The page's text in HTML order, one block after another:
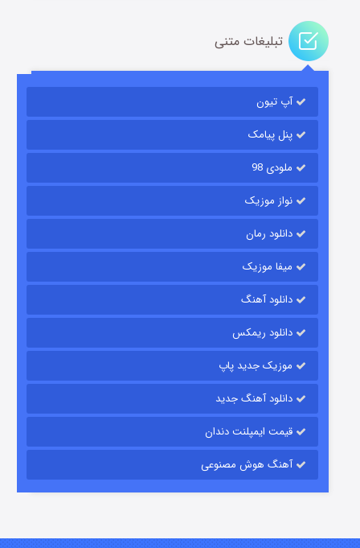
رویایی برای تو
قسمت
تبلیغات متنی
آپ تیون
پنل پیامک
ملودی 98
نواز موزیک
دانلود رمان
میفا موزیک
دانلود آهنگ
دانلود ریمکس
موزیک جدید پاپ
دانلود آهنگ جدید
قیمت ایمپلنت دندان
آهنگ هوش مصنوعی